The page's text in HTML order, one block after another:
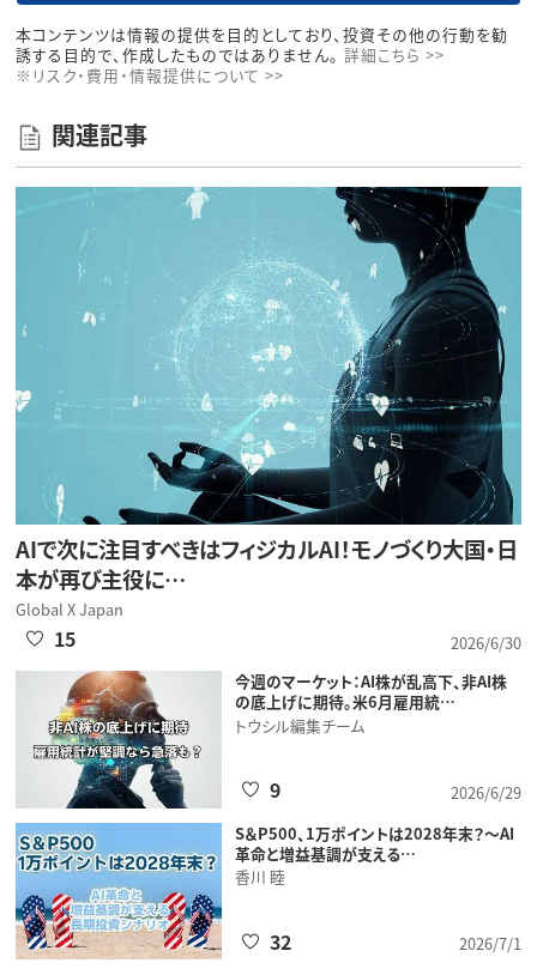
本コンテンツは情報の提供を目的としており、投資その他の行動を勧
誘する目的で、作成したものではありません。 詳細こちら >>
※リスク・費用・情報提供について >>
関連記事
AIで次に注目すべきはフィジカルAI！モノづくり大国・日
本が再び主役に…
Global X Japan
2026/6/30
15
今週のマーケット：AI株が乱高下、非AI株
の底上げに期待。米6月雇用統…
トウシル編集チーム
2026/6/29
9
S＆P500、1万ポイントは2028年末？～AI
革命と増益基調が支える…
香川 睦
2026/7/1
32